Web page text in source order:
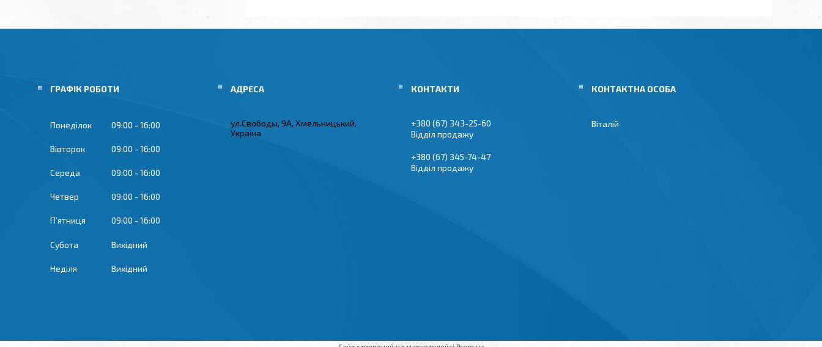
ГРАФІК РОБОТИ
Понеділок 09:00 16:00
Вівторок 09:00 16:00
Середа 09:00 16:00
Четвер 09:00 16:00
Пʼятниця 09:00 16:00
Субота Вихідний
Неділя Вихідний
ул.Свободы, 9А, Хмельницький,
Україна
+380 (67) 343-25-60
Відділ продажу
+380 (67) 345-74-47
Відділ продажу
Віталій